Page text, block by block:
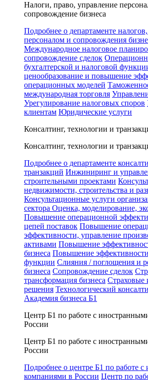
Налоги, право, управление
сопровождение бизнеса
Подробнее о департаменте
персоналом и сопровождения
Международное налоговое
сопровождение сделок
бухгалтерской и налоговой
ценообразование и повышение
операционных моделей
международная торговля
Урегулирование налоговых споров
клиентам Юридические услуги
Консалтинг, технологии и
Консалтинг, технологии и
Подробнее о департаменте
транзакций Инжиниринг и
строительными проектами
недвижимости, строительства и
Консультационные услуги
сектора Оценка, моделирование,
Повышение операционной
цепей поставок Повышение
эффективности, управление
активами Повышение
бизнеса Повышение
функции Слияния / поглощения и
бизнеса Сопровождение сделок
трансформация бизнеса Страховые
решения Технологический
Академия бизнеса Б1
Центр Б1 по работе с
России
Центр Б1 по работе с
России
Подробнее о центре Б1 по работе
компаниями в России Центр по